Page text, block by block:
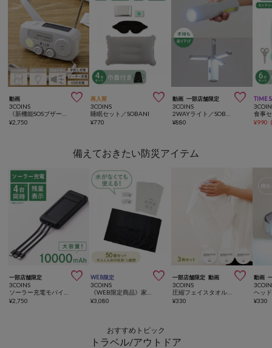
動画 
3COINS
¥2,750
再入荷 
3COINS
睡眠セット／SOBANI
¥770
動画 一部店舗限定 
3COINS
¥880
TIME
食事
¥990
備えておきたい防災アイテム
一部店舗限定 
3COINS
¥2,750
WEB限定 
3COINS
¥3,080
一部店舗限定 動画 
3COINS
圧縮フェイスタオル3枚セット／SOBANI
¥330
動画
¥330
おすすめトピック
トラベル/アウトドア